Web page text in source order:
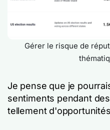
Gérer le risque de
Je pense que je
sentiments pendant
tellement